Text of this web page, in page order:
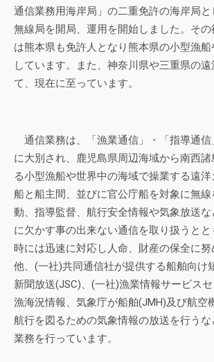
通信業務用海岸局」の二重免許の海岸局
無線局を開局、運用を開始しました。その
は熊本県も免許人となり熊本県の小型漁
しています。また、神奈川県や三重県の
て、現在に至っています。
通信業務は、「漁業通信」・「指導通信
に大別され、鹿児島県周辺海域から南西
る小型漁船や世界中の海域で操業する遠
船と船主間、並びに官公庁船を対象に無
動、指導監督、航行安全情報や気象放送
に欠かす事の出来ない通信を取り扱うと
時には迅速に対応し人命、財産の保全に
他、(一社)共同通信社が提供する船舶向け
新聞放送(JSC)、(一社)漁業情報サービス
漁海況情報、気象庁が船舶(JMH)及び航空
航行を図るための気象情報の放送を行う
業務を行っています。